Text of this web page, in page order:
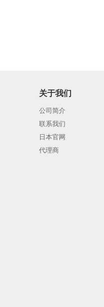
关于我们
公司简介
联系我们
日本官网
代理商